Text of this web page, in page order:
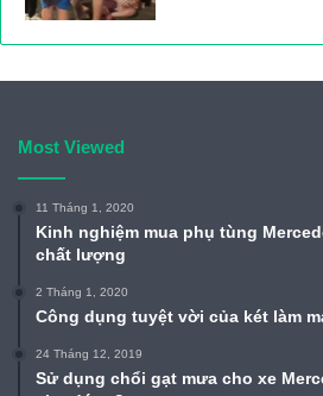
Most Viewed
11 Tháng 1, 2020
Kinh nghiệm mua phụ tùng
chất lượng
2 Tháng 1, 2020
Công dụng tuyệt vời của két làm
24 Tháng 12, 2019
Sử dụng chổi gạt mưa cho xe